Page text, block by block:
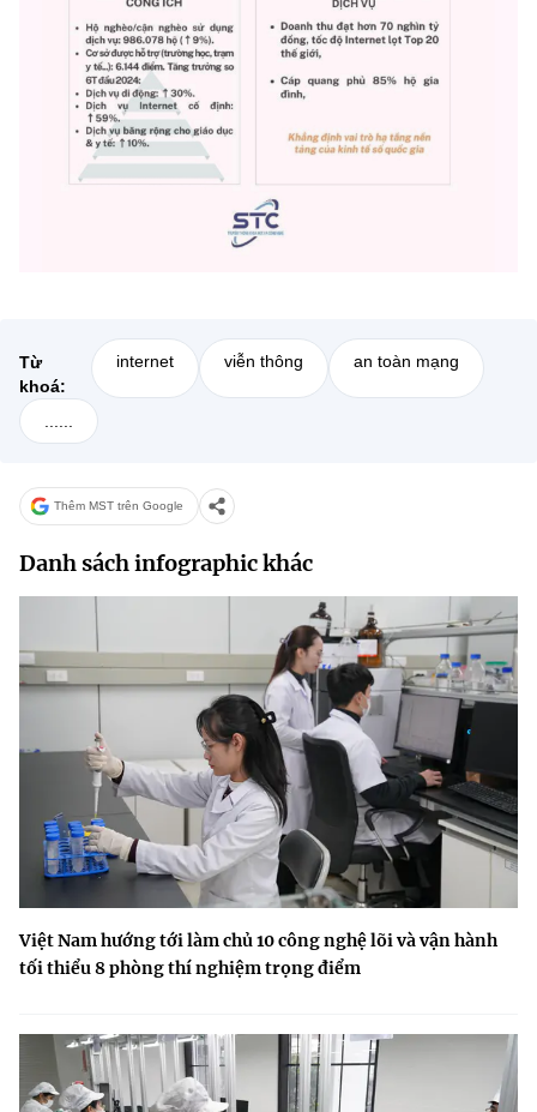
©2026 Bản quyền thuộc Bộ Khoa Học và Công Nghệ
(Ghi rõ nguồn "https://mst.gov.vn" khi phát hành lại thông tin từ
website này)
Từ
khoá:
internet viễn thông an toàn mạng
Thêm MST trên Google
Danh sách infographic khác
Việt Nam hướng tới làm chủ 10 công nghệ lõi và vận hành
tối thiểu 8 phòng thí nghiệm trọng điểm